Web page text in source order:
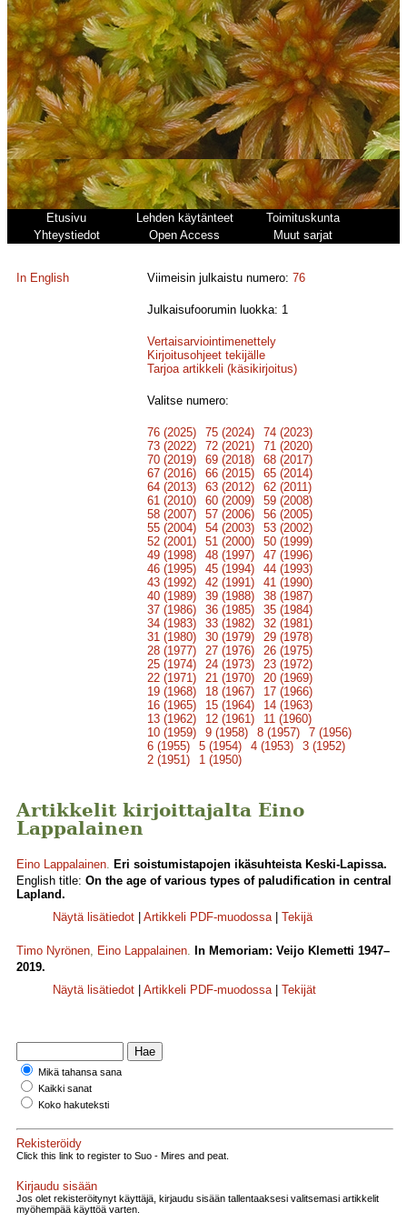
Etusivu Lehden käytänteet
Toimituskunta
Yhteystiedot
Open Access Muut sarjat
In English Viimeisin julkaistu numero:76
Julkaisufoorumin luokka: 1
Vertaisarviointimenettely
Kirjoitusohjeet tekijälle
Tarjoa artikkeli (käsikirjoitus)
Valitse numero:
76 (2025) 75 (2024)
74 (2023)
73 (2022)
72 (2021)
71 (2020)
70 (2019)
69 (2018)
68 (2017)
67 (2016)
66 (2015)
65 (2014)
64 (2013)
63 (2012)
62 (2011)
61 (2010)
60 (2009)
59 (2008)
58 (2007)
57 (2006)
56 (2005)
55 (2004)
54 (2003)
53 (2002)
52 (2001)
51 (2000)
50 (1999)
49 (1998)
48 (1997)
47 (1996)
46 (1995)
45 (1994)
44 (1993)
43 (1992)
42 (1991)
41 (1990)
40 (1989)
39 (1988)
38 (1987)
37 (1986)
36 (1985)
35 (1984)
34 (1983)
33 (1982)
32 (1981)
31 (1980)
30 (1979)
29 (1978)
28 (1977)
27 (1976)
26 (1975)
25 (1974)
24 (1973)
23 (1972)
22 (1971)
21 (1970)
20 (1969)
19 (1968)
18 (1967)
17 (1966)
16 (1965)
15 (1964)
14 (1963)
13 (1962)
12 (1961)
11 (1960)
10 (1959)
9 (1958) 8 (1957)
7 (1956)
6 (1955)
5 (1954) 4 (1953)
3 (1952)
2 (1951)
1 (1950)
Artikkelit kirjoittajalta Eino
Lappalainen
Eino Lappalainen. Eri soistumistapojen ikäsuhteista Keski-Lapissa.
English title: On the age of various types of paludification in central
Lapland.
Näytä lisätiedot
Artikkeli PDF-muodossa| Tekijä
Timo Nyrönen, Eino Lappalainen. In Memoriam: Veijo Klemetti 1947–
2019.
Näytä lisätiedot
Artikkeli PDF-muodossa| Tekijät
Mikä tahansa sana
Kaikki sanat
Koko hakuteksti
Rekisteröidy
Click this link to register to Suo - Mires and peat.
Kirjaudu sisään
Jos olet rekisteröitynyt käyttäjä, kirjaudu sisään tallentaaksesi valitsemasi artikkelit
myöhempää käyttöä varten.